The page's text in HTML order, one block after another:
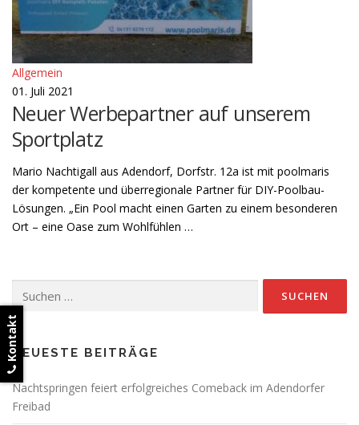
Allgemein
01. Juli 2021
Neuer Werbepartner auf unserem
Sportplatz
Mario Nachtigall aus Adendorf, Dorfstr. 12a ist mit poolmaris
der kompetente und überregionale Partner für DIY-Poolbau-
Lösungen. „Ein Pool macht einen Garten zu einem besonderen
Ort – eine Oase zum Wohlfühlen …
nach:
NEUESTE BEITRÄGE
Nachtspringen feiert erfolgreiches Comeback im Adendorfer
Freibad
Kontakt